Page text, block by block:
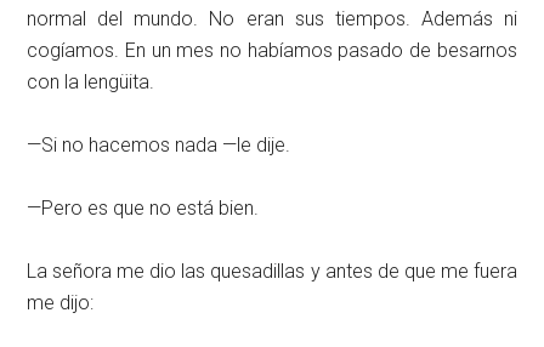
normal del mundo. No eran sus tiempos. Además ni
cogíamos. En un mes no habíamos pasado de besarnos
con la lengüita.
—Si no hacemos nada —le dije.
—Pero es que no está bien.
La señora me dio las quesadillas y antes de que me fuera
me dijo: